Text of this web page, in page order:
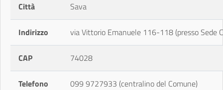
Città Sava
Indirizzo via Vittorio Emanuele 116-118 (presso Sede
CAP 74028
Telefono 099 9727933 (centralino del Comune)